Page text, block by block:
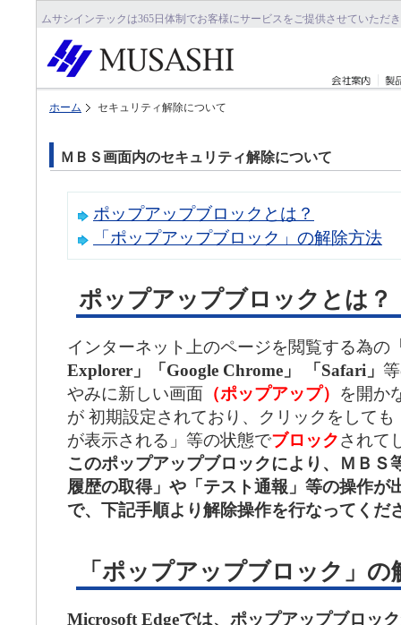
ムサシインテックは365日体制でお客様にサービスをご提供させていただ
ホーム セキュリティ解除について
ＭＢＳ画面内のセキュリティ解除について
ポップアップブロックとは？
「ポップアップブロック」の解除方法
ポップアップブロックとは？
インターネット上のページを閲覧する為の
Explorer」「Google Chrome」 「Safari」
やみに新しい画面 （ポップアップ） を開か
が 初期設定されており、クリックをして
が表示される」等の状態でブロックされて
このポップアップブロックにより、ＭＢＳ
履歴の取得」や「テスト通報」等の操作が
で、下記手順より解除操作を行なってくだ
「ポップアップブロック」の
Microsoft Edgeでは、ポップアップブロッ